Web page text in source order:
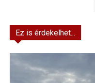
Ez is érdekelhet...